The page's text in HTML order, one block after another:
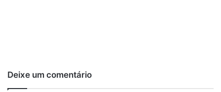
Deixe um comentário